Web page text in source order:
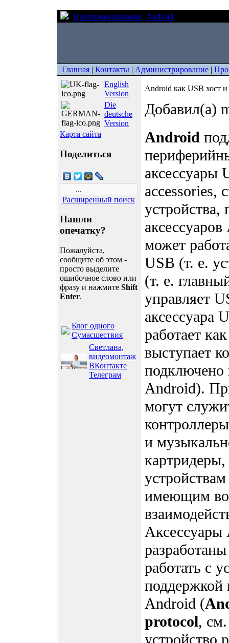
Программирование Android
| Главная | Контакты | Администрирование |
English
Version
Die
deutsche
Version
Карта сайта
Поделиться
Расширенный поиск
Нашли
опечатку?
Пожалуйста,
сообщите об этом -
просто выделите
ошибочное слово или
фразу и нажмите Shift
Enter.
Блог одного
Сумасшествия
Светлана,
видеомонтаж
ВКонтакте
Телеграм
Android как USB хост
Добавил(а)
Android
accessories,
может
USB (т. е.
(т. е.
управляет
аксессуара
работает
выступает
подключено
Android).
могут
и
имеющим
работать с
поддержкой
Android (
protocol,
устройство